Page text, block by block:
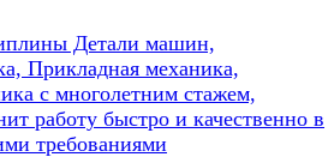
Детали машин,
Прикладная механика,
с многолетним стажем,
работу быстро и качественно в
требованиями